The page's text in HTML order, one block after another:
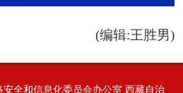
(编辑:王胜男)
全和信息化委员会办公室 西藏自治